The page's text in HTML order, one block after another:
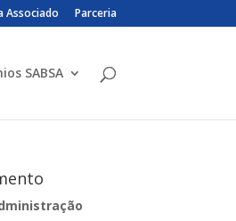
Associado Parceria
SABSA